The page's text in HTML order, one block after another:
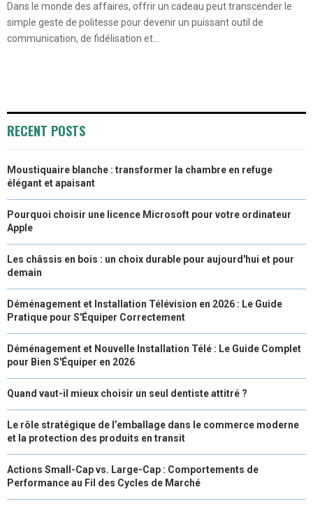
Dans le monde des affaires, offrir un cadeau peut transcender le
simple geste de politesse pour devenir un puissant outil de
communication, de fidélisation et...
RECENT POSTS
Moustiquaire blanche : transformer la chambre en refuge
élégant et apaisant
Pourquoi choisir une licence Microsoft pour votre ordinateur
Apple
Les châssis en bois : un choix durable pour aujourd'hui et pour
demain
Déménagement et Installation Télévision en 2026 : Le Guide
Pratique pour S'Équiper Correctement
Déménagement et Nouvelle Installation Télé : Le Guide Complet
pour Bien S'Équiper en 2026
Quand vaut-il mieux choisir un seul dentiste attitré ?
Le rôle stratégique de l’emballage dans le commerce moderne
et la protection des produits en transit
Actions Small-Cap vs. Large-Cap : Comportements de
Performance au Fil des Cycles de Marché